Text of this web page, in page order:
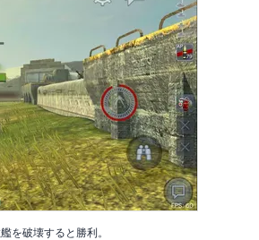
を破壊すると勝利。